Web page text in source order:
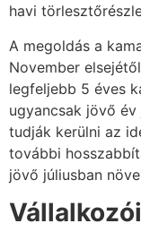
havi
A megoldás a
November
legfeljebb 5 éves
ugyancsak jövő
tudják kerülni az
további
jövő júliusban